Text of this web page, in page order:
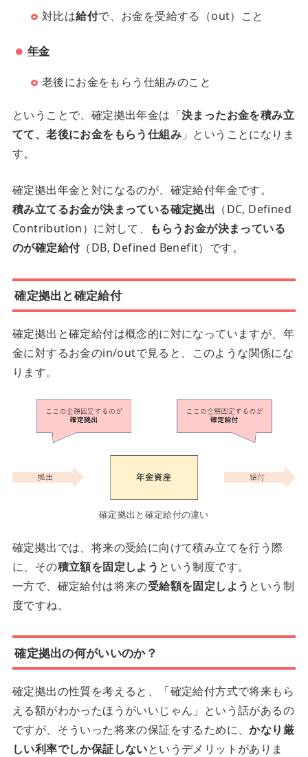
対比は給付で、お金を受給する（out）こと
年金
老後にお金をもらう仕組みのこと
ということで、確定拠出年金は「決まったお金を積み立
てて、老後にお金をもらう仕組み」ということになりま
す。
確定拠出年金と対になるのが、確定給付年金です。
積み立てるお金が決まっている確定拠出 （DC, Defined
Contribution）に対して、
もらうお金が決まっている
のが確定給付（DB, Defined Benefit）です。
確定拠出と確定給付
確定拠出と確定給付は概念的に対になっていますが、年
金に対するお金のin/outで見ると、このような関係にな
ります。
確定拠出と確定給付の違い
確定拠出では、将来の受給に向けて積み立てを行う際
に、その積立額を固定しよう という制度です。
一方で、確定給付は将来の受給額を固定しよう という制
度ですね。
確定拠出の何がいいのか？
確定拠出の性質を考えると、「確定給付方式で将来もら
える額がわかったほうがいいじゃん」という話があるの
ですが、そういった将来の保証をするために、かなり厳
しい利率でしか保証しないというデメリットがありま